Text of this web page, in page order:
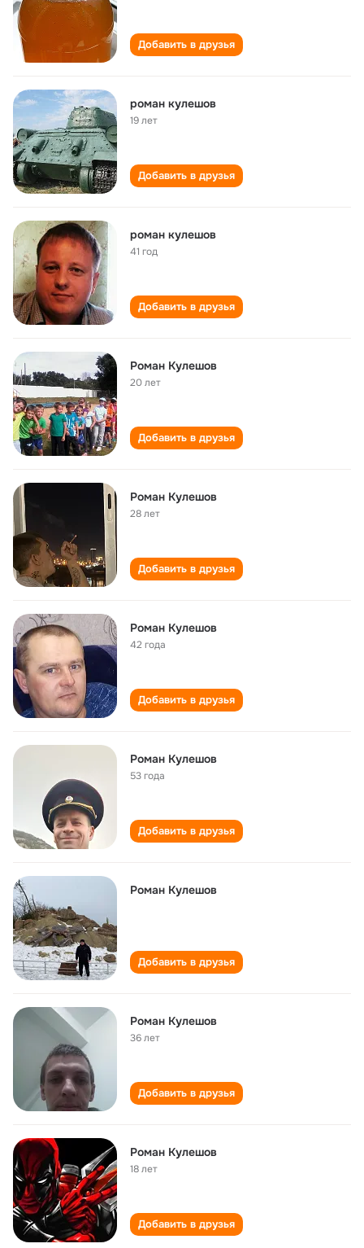
Добавить в друзья
роман кулешов
19 лет
Добавить в друзья
роман кулешов
41 год
Добавить в друзья
Роман Кулешов
20 лет
Добавить в друзья
Роман Кулешов
28 лет
Добавить в друзья
Роман Кулешов
42 года
Добавить в друзья
Роман Кулешов
53 года
Добавить в друзья
Роман Кулешов
Добавить в друзья
Роман Кулешов
36 лет
Добавить в друзья
Роман Кулешов
18 лет
Добавить в друзья